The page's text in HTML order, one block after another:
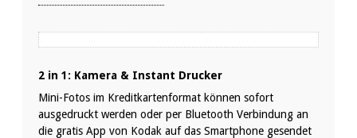
2 in 1: Kamera & Instant Drucker
Mini-Fotos im Kreditkartenformat können sofort
ausgedruckt werden oder per Bluetooth Verbindung an
die gratis App von Kodak auf das Smartphone gesendet